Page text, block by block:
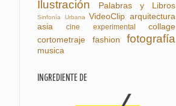
Ilustración Palabras y Libros
Sinfonía Urbana VideoClip arquitectura
asia
cine experimental
collage
cortometraje
fashion fotografía
musica
INGREDIENTE DE